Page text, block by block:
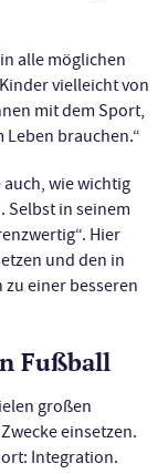
alle möglichen
vielleicht von
mit dem Sport,
Leben brauchen.“
wie wichtig
Selbst in seinem
Hier
und den in
einer besseren
Fußball
großen
einsetzen.
Integration.